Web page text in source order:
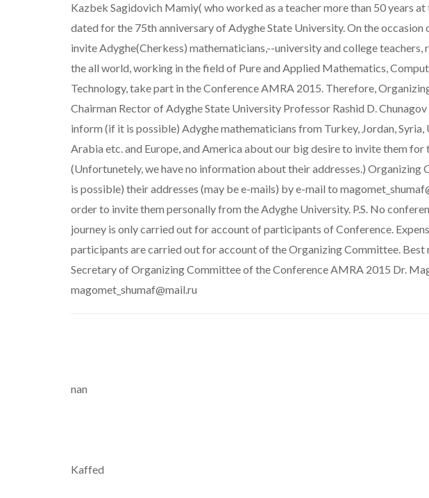
Kazbek Sagidovich Mamiy( who worked as a teacher more than 50 years at
dated for the 75th anniversary of Adyghe State University. On the occasion
invite Adyghe(Cherkess) mathematicians,--university and college teachers,
the all world, working in the field of Pure and Applied Mathematics,
Technology, take part in the Conference AMRA 2015. Therefore,
Chairman Rector of Adyghe State University Professor Rashid D.
inform (if it is possible) Adyghe mathematicians from Turkey, Jordan, Syria,
Arabia etc. and Europe, and America about our big desire to invite them
(Unfortunetely, we have no information about their addresses.) Organizing
is possible) their addresses (may be e-mails) by e-mail to
order to invite them personally from the Adyghe University. P.S. No
journey is only carried out for account of participants of Conference.
participants are carried out for account of the Organizing Committee. Best
Secretary of Organizing Committee of the Conference AMRA 2015 Dr.
magomet_shumaf@mail.ru
nan
Kaffed